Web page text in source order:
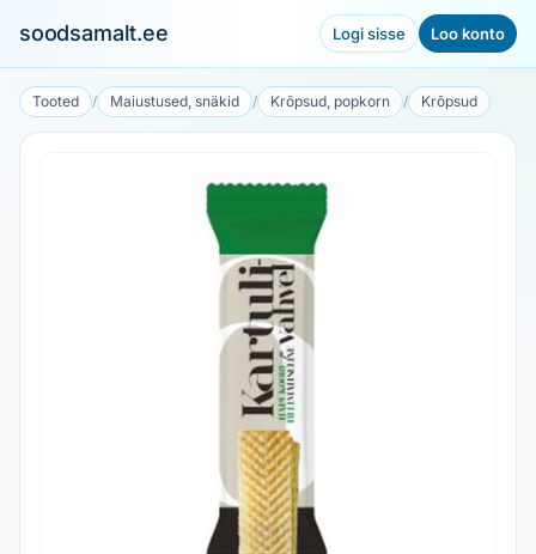
soodsamalt.ee Logi sisse Loo konto
Tooted / Maiustused, snäkid / Krõpsud, popkorn / Krõpsud